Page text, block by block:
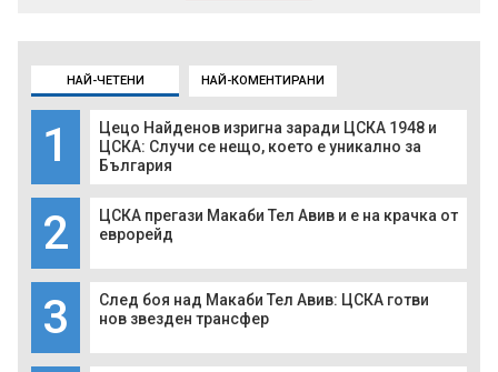
НАЙ-ЧЕТЕНИ НАЙ-КОМЕНТИРАНИ
1
Цецо Найденов изригна заради ЦСКА 1948 и
ЦСКА: Случи се нещо, което е уникално за
България
2
ЦСКА прегази Макаби Тел Авив и е на крачка от
еврорейд
3
След боя над Макаби Тел Авив: ЦСКА готви
нов звезден трансфер